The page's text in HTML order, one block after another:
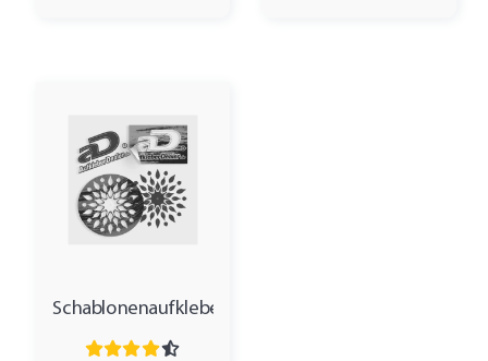
Schablonenaufkleber